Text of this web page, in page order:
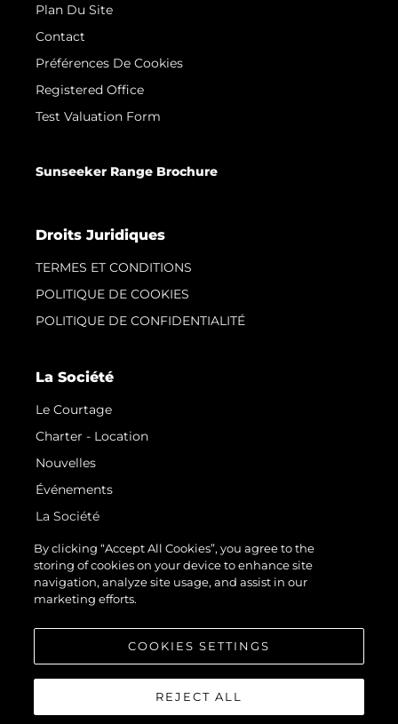
Plan Du Site
Contact
Préférences De Cookies
Registered Office
Test Valuation Form
Sunseeker Range Brochure
Droits Juridiques
TERMES ET CONDITIONS
POLITIQUE DE COOKIES
POLITIQUE DE CONFIDENTIALITÉ
La Société
Le Courtage
Charter - Location
Nouvelles
Événements
La Société
Notre Équipe
Request Parts
Test International Landing Page
By clicking “Accept All Cookies”, you agree to the
storing of cookies on your device to enhance site
navigation, analyze site usage, and assist in our
marketing efforts.
COOKIES SETTINGS
REJECT ALL